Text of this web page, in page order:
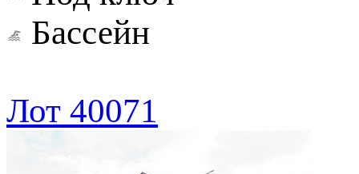
Бассейн
Лот 40071